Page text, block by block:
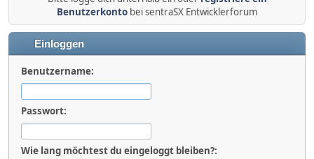
Benutzerkonto bei sentraSX Entwicklerforum
Einloggen
Benutzername:
Passwort:
Wie lang möchtest du eingeloggt bleiben?: